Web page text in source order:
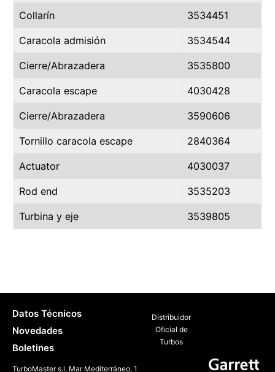
Collarín 3534451
Caracola admisión 3534544
Cierre/Abrazadera 3535800
Caracola escape 4030428
Cierre/Abrazadera 3590606
Tornillo caracola escape 2840364
Actuator 4030037
Rod end 3535203
Turbina y eje 3539805
Distribuidor
Oficial de
Turbos
Datos Técnicos
Novedades
Boletines
TurboMaster s.l. Mar Mediterráneo, 1